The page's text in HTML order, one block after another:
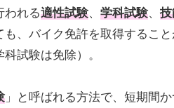
われる適性試験、 学科試験、
も、バイク免許を取得するこ
試験は免除）。
」と呼ばれる方法で、短期間